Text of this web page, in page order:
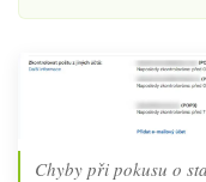
Chyby při pokusu o